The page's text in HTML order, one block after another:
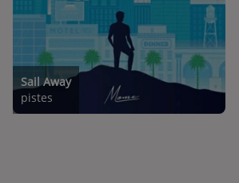
Sail Away
pistes